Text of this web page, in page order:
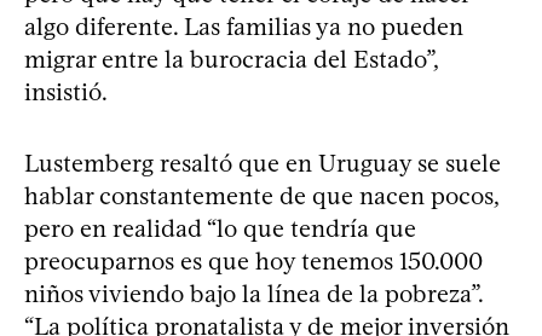
algo diferente. Las familias ya no pueden
migrar entre la burocracia del Estado”,
insistió.
Lustemberg resaltó que en Uruguay se suele
hablar constantemente de que nacen pocos,
pero en realidad “lo que tendría que
preocuparnos es que hoy tenemos 150.000
niños viviendo bajo la línea de la pobreza”.
“La política pronatalista y de mejor inversión